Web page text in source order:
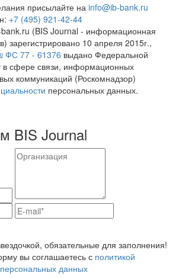
присылайте на info@ib-bank.ru
+7 (495) 921-42-44
(BIS Journal - информационная
зарегистрировано 10 апреля 2015г.,
ФС 77 - 61376 выдано Федеральной
в сфере связи, информационных
коммуникаций (Роскомнадзор)
персональных данных.
BIS Journal
обязательные для заполнения!
вы соглашаетесь с политикой
данных